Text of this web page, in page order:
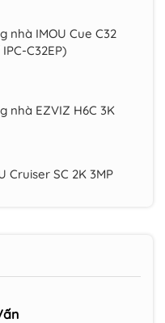
C32EP)
quay quét 360 độ
trời 3MP IMOU IPC-